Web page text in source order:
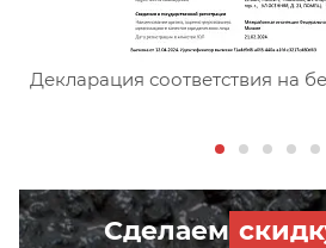
Декларация соответствия на
Сделаем